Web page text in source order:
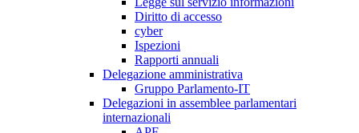
Diritto di accesso
cyber
Ispezioni
Rapporti annuali
Delegazione amministrativa
Gruppo Parlamento-IT
Delegazioni in assemblee parlamentari
internazionali